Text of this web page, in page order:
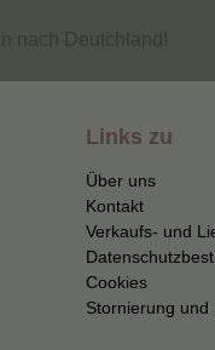
Links zu
Über uns
Kontakt
Verkaufs- und
Cookies
Stornierung und